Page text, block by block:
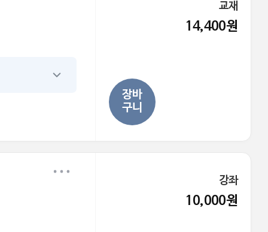
교재
14,400원
장바
구니
강좌
10,000원